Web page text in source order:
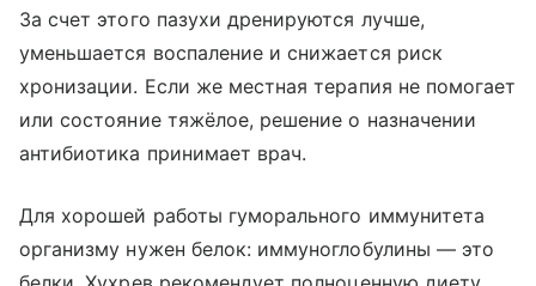
За счет этого пазухи дренируются лучше,
уменьшается воспаление и снижается риск
хронизации. Если же местная терапия не помогает
или состояние тяжёлое, решение о назначении
антибиотика принимает врач.
Для хорошей работы гуморального иммунитета
организму нужен белок: иммуноглобулины — это